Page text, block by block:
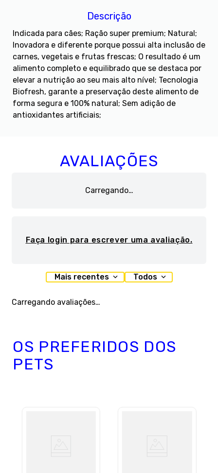
Descrição
Indicada para cães; Ração super premium; Natural;
Inovadora e diferente porque possui alta inclusão de
carnes, vegetais e frutas frescas; O resultado é um
alimento completo e equilibrado que se destaca por
elevar a nutrição ao seu mais alto nível; Tecnologia
Biofresh, garante a preservação deste alimento de
forma segura e 100% natural; Sem adição de
antioxidantes artificiais;
AVALIAÇÕES
Carregando…
Faça login para escrever uma avaliação.
Mais recentes Todos
Carregando avaliações…
OS PREFERIDOS DOS
PETS